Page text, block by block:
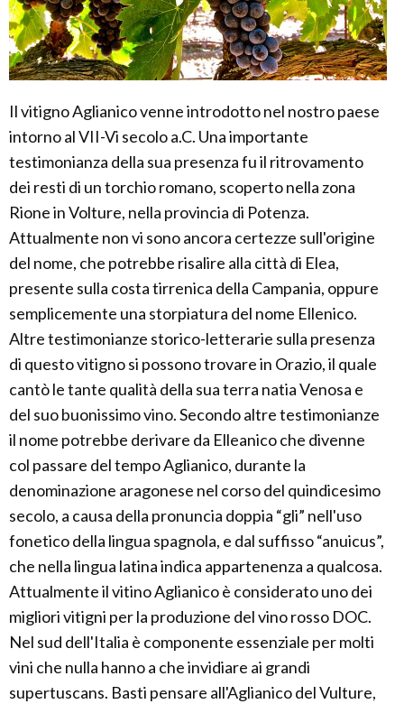
Il vitigno Aglianico venne introdotto nel nostro paese
intorno al VII-Vi secolo a.C. Una importante
testimonianza della sua presenza fu il ritrovamento
dei resti di un torchio romano, scoperto nella zona
Rione in Volture, nella provincia di Potenza.
Attualmente non vi sono ancora certezze sull'origine
del nome, che potrebbe risalire alla città di Elea,
presente sulla costa tirrenica della Campania, oppure
semplicemente una storpiatura del nome Ellenico.
Altre testimonianze storico-letterarie sulla presenza
di questo vitigno si possono trovare in Orazio, il quale
cantò le tante qualità della sua terra natia Venosa e
del suo buonissimo vino. Secondo altre testimonianze
il nome potrebbe derivare da Elleanico che divenne
col passare del tempo Aglianico, durante la
denominazione aragonese nel corso del quindicesimo
secolo, a causa della pronuncia doppia “gli” nell'uso
fonetico della lingua spagnola, e dal suffisso “anuicus”,
che nella lingua latina indica appartenenza a qualcosa.
Attualmente il vitino Aglianico è considerato uno dei
migliori vitigni per la produzione del vino rosso DOC.
Nel sud dell'Italia è componente essenziale per molti
vini che nulla hanno a che invidiare ai grandi
supertuscans. Basti pensare all'Aglianico del Vulture,